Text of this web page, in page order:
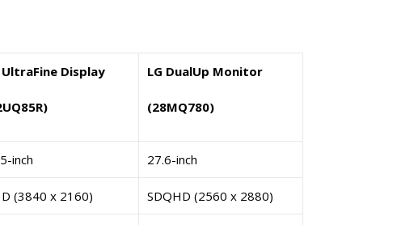
UltraFine Display LG DualUp Monitor
(28MQ780)
inch 27.6-inch
(3840 x 2160) SDQHD (2560 x 2880)